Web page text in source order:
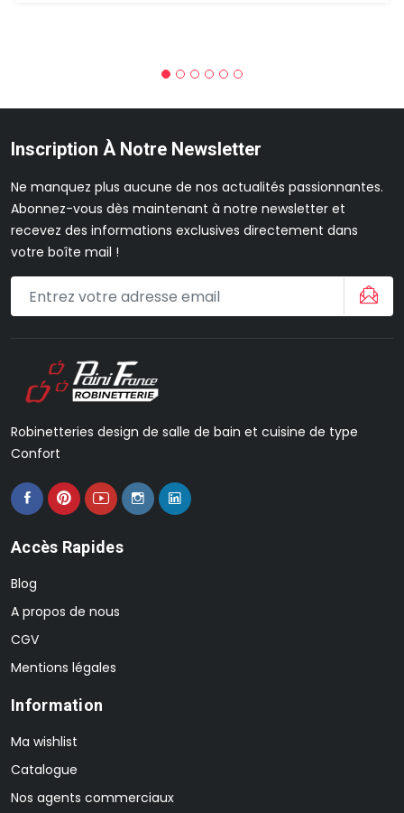
Inscription À Notre Newsletter
Ne manquez plus aucune de nos actualités passionnantes.
Abonnez-vous dès maintenant à notre newsletter et
recevez des informations exclusives directement dans
votre boîte mail !
Robinetteries design de salle de bain et cuisine de type
Confort
Accès Rapides
Blog
A propos de nous
CGV
Mentions légales
Information
Ma wishlist
Catalogue
Nos agents commerciaux